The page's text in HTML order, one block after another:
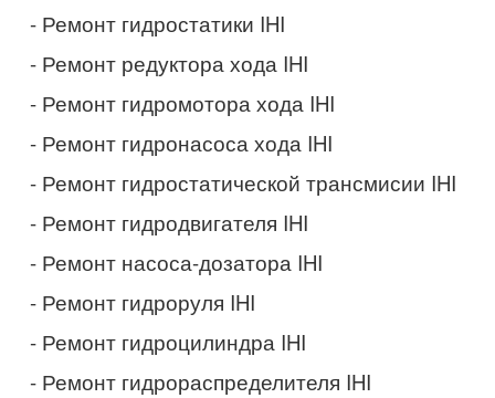
- Ремонт гидростатики IHI
- Ремонт редуктора хода IHI
- Ремонт гидромотора хода IHI
- Ремонт гидронасоса хода IHI
- Ремонт гидростатической трансмисии IHI
- Ремонт гидродвигателя IHI
- Ремонт насоса-дозатора IHI
- Ремонт гидроруля IHI
- Ремонт гидроцилиндра IHI
- Ремонт гидрораспределителя IHI